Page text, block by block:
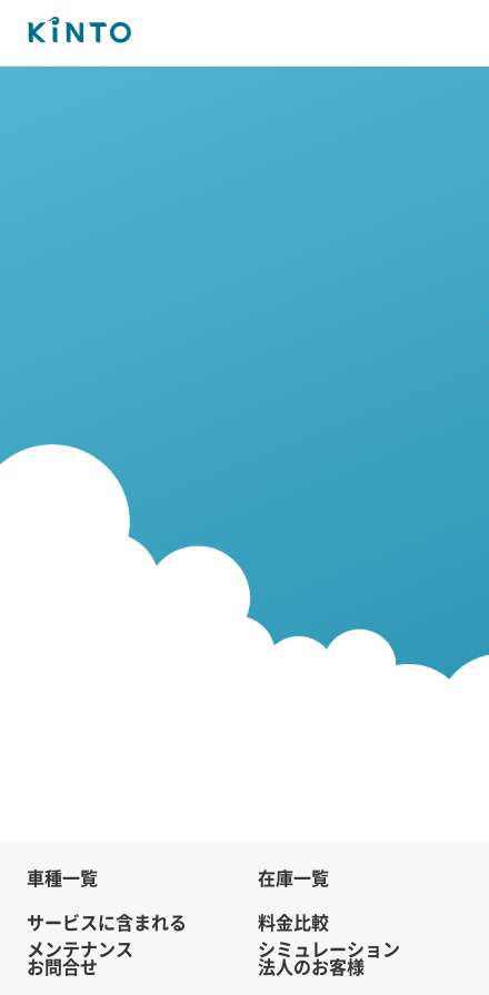
車種一覧 在庫一覧
サービスに含まれる
メンテナンス
料金比較
シミュレーション
お問合せ
法人のお客様